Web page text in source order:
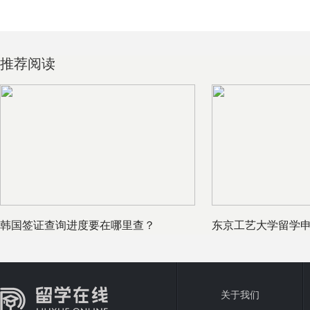
推荐阅读
韩国签证查询进度要在哪里查？
东京工艺大学留学
关于我们